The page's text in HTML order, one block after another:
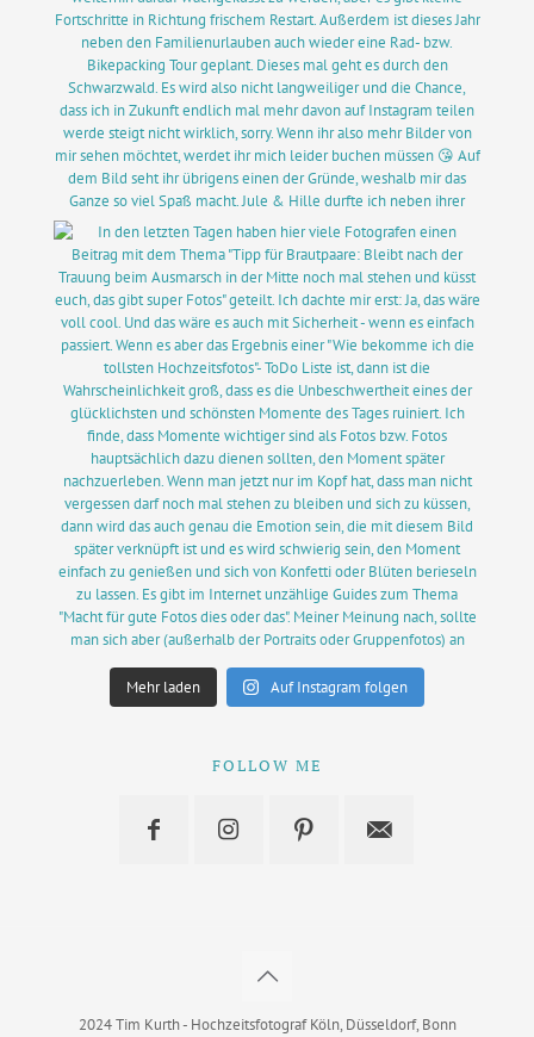
Mehr laden Auf Instagram folgen
FOLLOW ME
2024 Tim Kurth - Hochzeitsfotograf Köln, Düsseldorf, Bonn